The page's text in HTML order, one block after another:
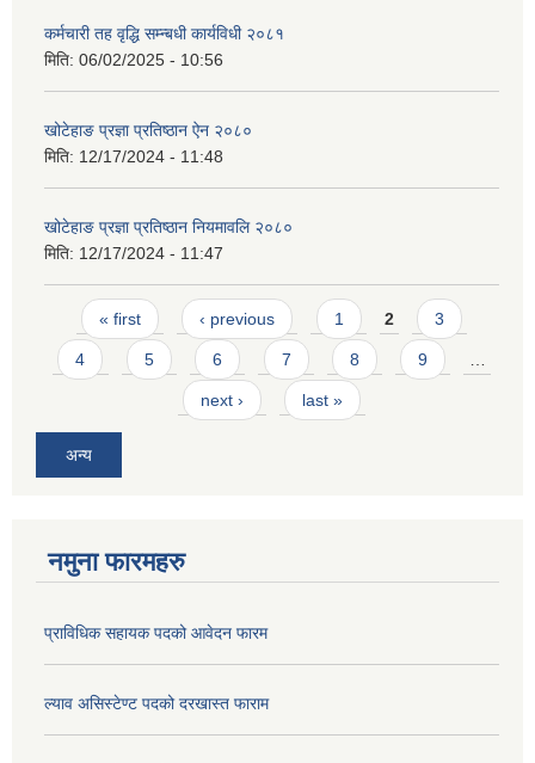
कर्मचारी तह वृद्धि सम्न्बधी कार्यविधी २०८१
मिति: 06/02/2025 - 10:56
खोटेहाङ प्रज्ञा प्रतिष्ठान ऐन २०८०
मिति: 12/17/2024 - 11:48
खोटेहाङ प्रज्ञा प्रतिष्ठान नियमावलि २०८०
मिति: 12/17/2024 - 11:47
Pages
« first ‹ previous 1 2 3
4 5 6 7 8 9
next › last »
अन्य
नमुना फारमहरु
प्राविधिक सहायक पदको आवेदन फारम
ल्याव असिस्टेण्ट पदको दरखास्त फाराम